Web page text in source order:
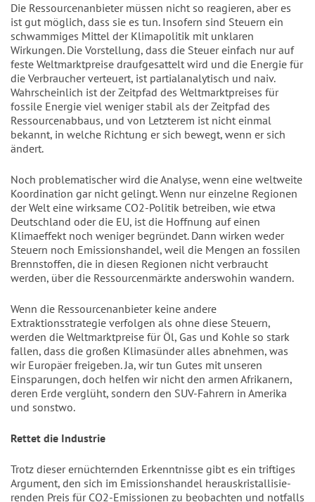
Die Ressourcenanbieter müssen nicht so reagieren, aber es
ist gut möglich, dass sie es tun. Insofern sind Steuern ein
schwammiges Mittel der Klimapolitik mit unklaren
Wirkungen. Die Vorstellung, dass die Steuer einfach nur auf
feste Weltmarkt­preise draufgesattelt wird und die Energie für
die Verbraucher verteuert, ist partial­analytisch und naiv.
Wahrscheinlich ist der Zeitpfad des Weltmarktpreises für
fossile Energie viel weniger stabil als der Zeitpfad des
Ressourcenabbaus, und von Letzterem ist nicht einmal
bekannt, in welche Rich­tung er sich bewegt, wenn er sich
ändert.
Noch problematischer wird die Analy­se, wenn eine weltweite
Koordination gar nicht gelingt. Wenn nur einzelne Regionen
der Welt eine wirksame CO2-Politik betrei­ben, wie etwa
Deutschland oder die EU, ist die Hoffnung auf einen
Klimaeffekt noch weniger begründet. Dann wirken weder
Steuern noch Emissionshandel, weil die Mengen an fossilen
Brennstoffen, die in diesen Regionen nicht verbraucht
werden, über die Ressourcenmärkte an­derswohin wandern.
Wenn die Ressourcenanbieter keine andere
Extraktionsstrategie verfolgen als ohne diese Steuern,
werden die Weltmarkt­preise für Öl, Gas und Kohle so stark
fallen, dass die großen Klimasünder alles abneh­men, was
wir Europäer freigeben. Ja, wir tun Gutes mit unseren
Einsparungen, doch helfen wir nicht den armen Afrikanern,
deren Erde verglüht, sondern den SUV­-Fahrern in Amerika
und sonstwo.
Rettet die Industrie
Trotz dieser ernüchternden Erkennt­nisse gibt es ein triftiges
Argument, den sich im Emissionshandel herauskristallisie­
renden Preis für CO2-Emissionen zu beob­achten und notfalls